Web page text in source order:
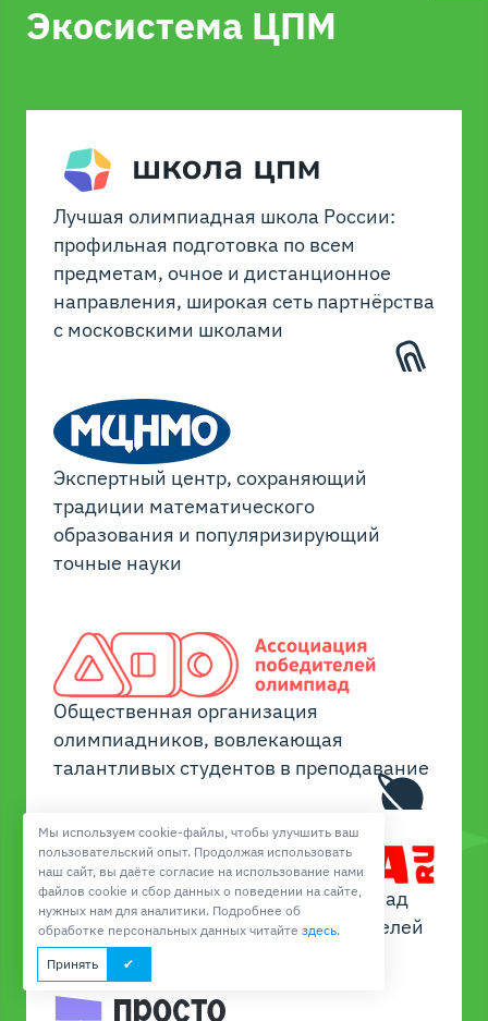
Экосистема ЦПМ
Лучшая олимпиадная школа России:
профильная подготовка по всем
предметам, очное и дистанционное
направления, широкая сеть партнёрства
с московскими школами
Экспертный центр, сохраняющий
традиции математического
образования и популяризирующий
точные науки
Общественная организация
олимпиадников, вовлекающая
талантливых студентов в преподавание
Навигатор и журнал о мире олимпиад
для учеников, их родителей и учителей
Мы используем cookie-файлы, чтобы улучшить ваш
пользовательский опыт. Продолжая использовать
наш сайт, вы даёте согласие на использование нами
файлов cookie и сбор данных о поведении на сайте,
нужных нам для аналитики. Подробнее об
обработке персональных данных читайте здесь.
Принять